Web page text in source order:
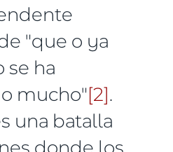
"que o ya
se ha
mucho"[2].
una batalla
donde los